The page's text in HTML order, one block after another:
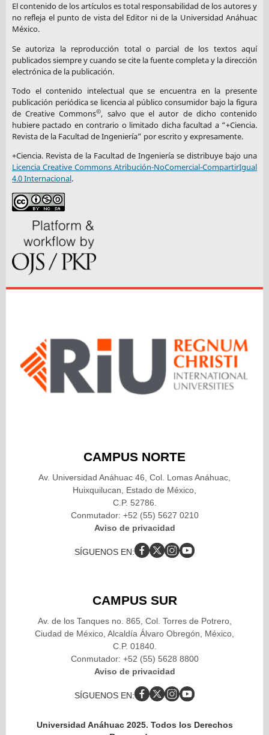
El contenido de los artículos es total responsabilidad de los autores y
no refleja el punto de vista del Editor ni de la Universidad Anáhuac
México.
Se autoriza la reproducción total o parcial de los textos aquí
publicados siempre y cuando se cite la fuente completa y la dirección
electrónica de la publicación.
Todo el contenido intelectual que se encuentra en la presente
publicación periódica se licencia al público consumidor bajo la figura
de Creative Commons©, salvo que el autor de dicho contenido
hubiere pactado en contrario o limitado dicha facultad a “+Ciencia.
Revista de la Facultad de Ingeniería” por escrito y expresamente.
+Ciencia. Revista de la Facultad de Ingeniería se distribuye bajo una
Licencia Creative Commons Atribución-NoComercial-CompartirIgual
4.0 Internacional.
CAMPUS NORTE
Av. Universidad Anáhuac 46, Col. Lomas Anáhuac,
Huixquilucan, Estado de México,
C.P. 52786.
Conmutador: +52 (55) 5627 0210
Aviso de privacidad
SÍGUENOS EN:
CAMPUS SUR
Av. de los Tanques no. 865, Col. Torres de Potrero,
Ciudad de México, Alcaldía Álvaro Obregón, México,
C.P. 01840.
Conmutador: +52 (55) 5628 8800
Aviso de privacidad
SÍGUENOS EN:
Universidad Anáhuac 2025. Todos los Derechos